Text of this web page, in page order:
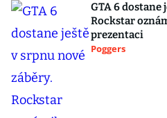
GTA 6 dostane
Rockstar
prezentaci
Poggers